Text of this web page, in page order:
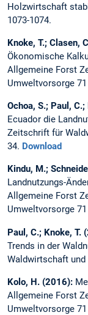
Holzwirtschaft
1073-1074.
Knoke, T.; Clasen,
Ökonomische
Allgemeine Forst
Umweltvorsorge 71
Ochoa, S.; Paul,
Ecuador die
Zeitschrift für
34. Download
Kindu, M.;
Landnutzungs-
Allgemeine Forst
Umweltvorsorge 71
Paul, C.; Knoke, T.
Trends in der
Waldwirtschaft und
Kolo, H. (2016):
Allgemeine Forst
Umweltvorsorge 71